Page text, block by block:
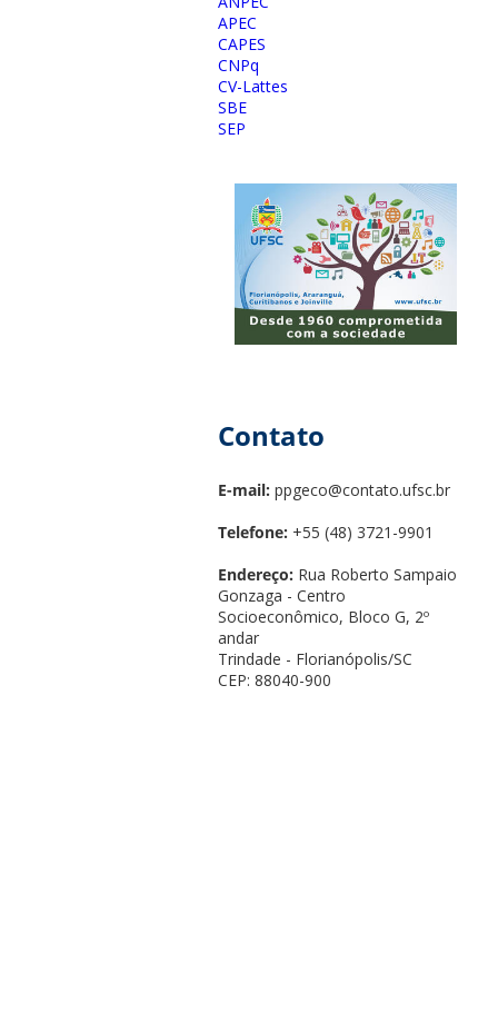
APEC
CAPES
CNPq
CV-Lattes
SBE
SEP
Contato
E-mail: ppgeco@contato.ufsc.br
Telefone: +55 (48) 3721-9901
Endereço: Rua Roberto Sampaio
Gonzaga - Centro
Socioeconômico, Bloco G, 2º
andar
Trindade - Florianópolis/SC
CEP: 88040-900